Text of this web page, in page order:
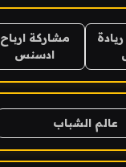
مشاركة ارباح
ادسنس
عالم الشباب